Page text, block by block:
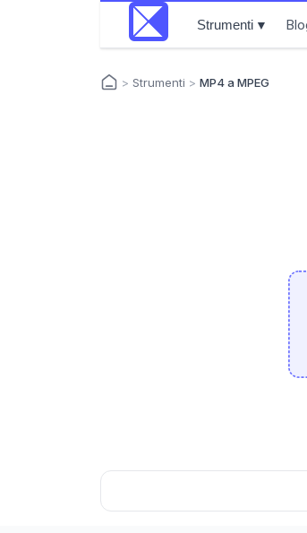
Strumenti ▼
> Strumenti > MP4 a MPEG